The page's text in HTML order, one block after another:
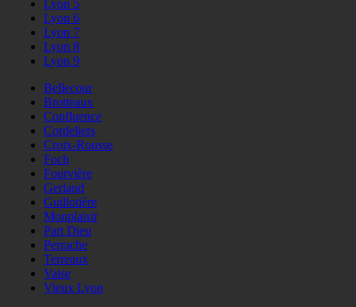
Lyon 5
Lyon 6
Lyon 7
Lyon 8
Lyon 9
Bellecour
Brotteaux
Confluence
Cordeliers
Croix-Rousse
Foch
Fourvière
Gerland
Guillotière
Monplaisir
Part Dieu
Perrache
Terreaux
Vaise
Vieux Lyon